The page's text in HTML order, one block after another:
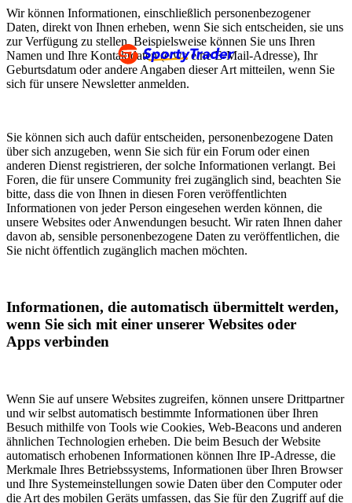
Wir können Informationen, einschließlich personenbezogener
Daten, direkt von Ihnen erheben, wenn Sie sich entscheiden, sie uns
zur Verfügung zu stellen. Beispielsweise können Sie uns Ihren
Namen und Ihre Kontaktdaten (etwa eine E-Mail-Adresse), Ihr
Geburtsdatum oder andere Angaben dieser Art mitteilen, wenn Sie
sich für unsere Newsletter anmelden.
Sie können sich auch dafür entscheiden, personenbezogene Daten
über sich anzugeben, wenn Sie sich für ein Forum oder einen
anderen Dienst registrieren, der solche Informationen verlangt. Bei
Foren, die für unsere Community frei zugänglich sind, beachten Sie
bitte, dass die von Ihnen in diesen Foren veröffentlichten
Informationen von jeder Person eingesehen werden können, die
unsere Websites oder Anwendungen besucht. Wir raten Ihnen daher
davon ab, sensible personenbezogene Daten zu veröffentlichen, die
Sie nicht öffentlich zugänglich machen möchten.
Informationen, die automatisch übermittelt werden,
wenn Sie sich mit einer unserer Websites oder
Apps verbinden
Wenn Sie auf unsere Websites zugreifen, können unsere Drittpartner
und wir selbst automatisch bestimmte Informationen über Ihren
Besuch mithilfe von Tools wie Cookies, Web-Beacons und anderen
ähnlichen Technologien erheben. Die beim Besuch der Website
automatisch erhobenen Informationen können Ihre IP-Adresse, die
Merkmale Ihres Betriebssystems, Informationen über Ihren Browser
und Ihre Systemeinstellungen sowie Daten über den Computer oder
die Art des mobilen Geräts umfassen, das Sie für den Zugriff auf die